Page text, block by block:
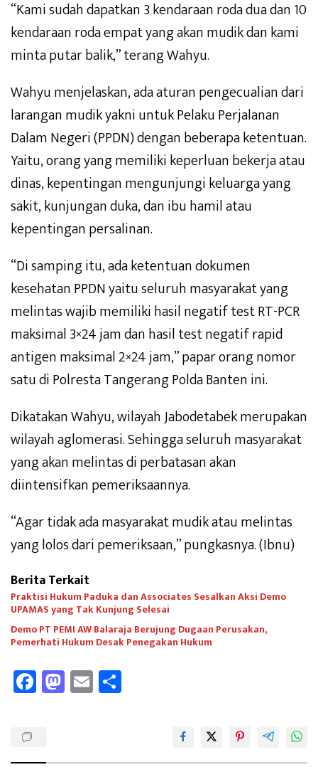
“Kami sudah dapatkan 3 kendaraan roda dua dan 10
kendaraan roda empat yang akan mudik dan kami
minta putar balik,” terang Wahyu.
Wahyu menjelaskan, ada aturan pengecualian dari
larangan mudik yakni untuk Pelaku Perjalanan
Dalam Negeri (PPDN) dengan beberapa ketentuan.
Yaitu, orang yang memiliki keperluan bekerja atau
dinas, kepentingan mengunjungi keluarga yang
sakit, kunjungan duka, dan ibu hamil atau
kepentingan persalinan.
“Di samping itu, ada ketentuan dokumen
kesehatan PPDN yaitu seluruh masyarakat yang
melintas wajib memiliki hasil negatif test RT-PCR
maksimal 3×24 jam dan hasil test negatif rapid
antigen maksimal 2×24 jam,” papar orang nomor
satu di Polresta Tangerang Polda Banten ini.
Dikatakan Wahyu, wilayah Jabodetabek merupakan
wilayah aglomerasi. Sehingga seluruh masyarakat
yang akan melintas di perbatasan akan
diintensifkan pemeriksaannya.
“Agar tidak ada masyarakat mudik atau melintas
yang lolos dari pemeriksaan,” pungkasnya. (Ibnu)
Berita Terkait
Praktisi Hukum Paduka dan Associates Sesalkan Aksi Demo
UPAMAS yang Tak Kunjung Selesai
Demo PT PEMI AW Balaraja Berujung Dugaan Perusakan,
Pemerhati Hukum Desak Penegakan Hukum
Fa
ce
M
as
E
m